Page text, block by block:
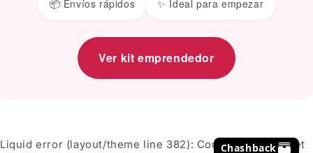
📦 Envíos rápidos ✨ Ideal para empezar
Ver kit emprendedor
Liquid error (layout/theme line 382): Could not find asset